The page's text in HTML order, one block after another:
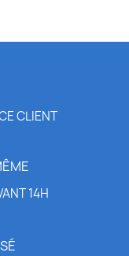
CLIENT
14H